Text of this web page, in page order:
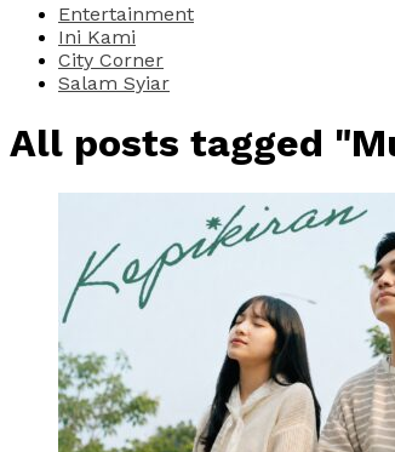
Entertainment
Ini Kami
City Corner
Salam Syiar
All posts tagged